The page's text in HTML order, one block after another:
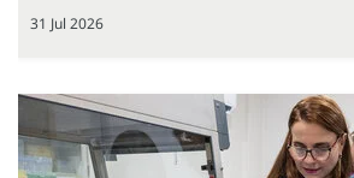
31 Jul 2026